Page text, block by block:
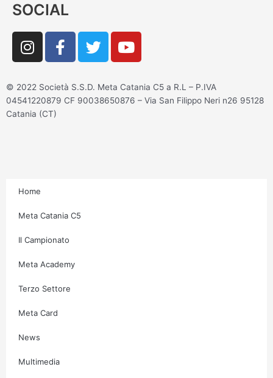
SOCIAL
I
n
t
a
g
F
a
e
b
T
w
t
t
Y
o
t
u
© 2022 Società S.S.D. Meta Catania C5 a R.L – P.IVA
04541220879 CF 90038650876 – Via San Filippo Neri n26 95128
Catania (CT)
Home
Meta Catania C5
Il Campionato
Meta Academy
Terzo Settore
Meta Card
News
Multimedia